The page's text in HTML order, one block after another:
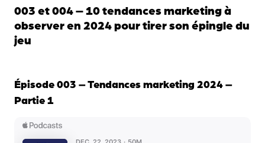
003 et 004 – 10 tendances marketing à
observer en 2024 pour tirer son épingle du
jeu
Épisode 003 – Tendances marketing 2024 –
Partie 1